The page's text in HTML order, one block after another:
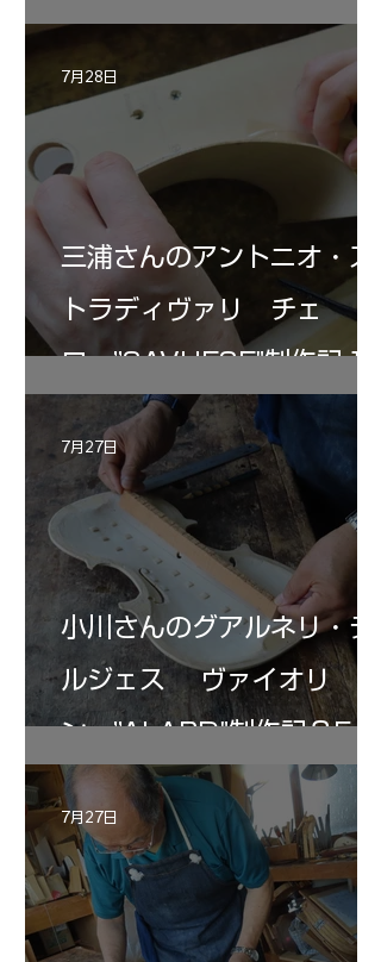
三浦さんのアントニオ・ス
トラディヴァリ チェ
ロ ”SAVUESE"制作記１2
7月28日
小川さんのグアルネリ・デ
ルジェス ヴァイオリ
ン ”ALARD"制作記３5
7月27日
7月27日